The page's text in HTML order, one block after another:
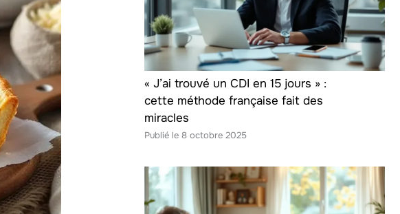
« J’ai trouvé un CDI en 15 jours » :
cette méthode française fait des
miracles
8 octobre 2025